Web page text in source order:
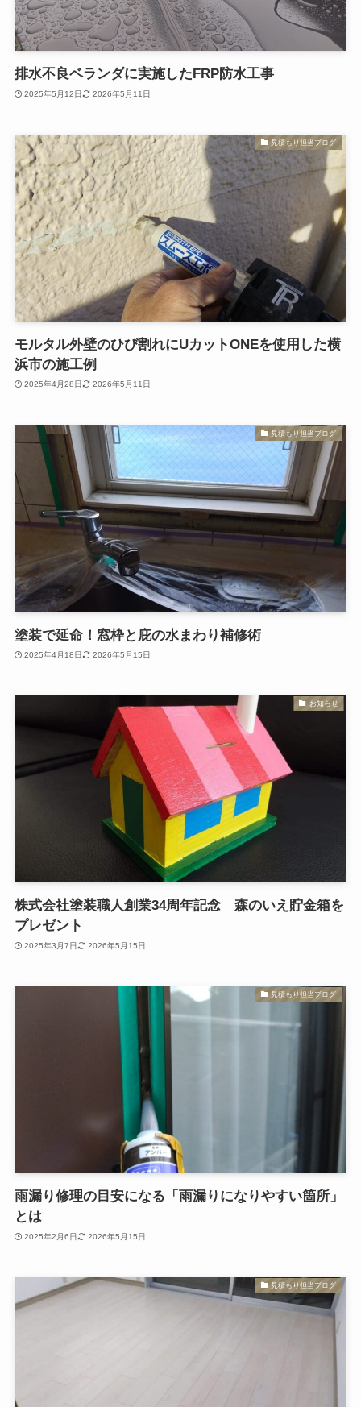
排水不良ベランダに実施したFRP防水工事
2025年5月12日 2026年5月11日
見積もり担当ブログ
モルタル外壁のひび割れにUカットONEを使用した横
浜市の施工例
2025年4月28日 2026年5月11日
見積もり担当ブログ
塗装で延命！窓枠と庇の水まわり補修術
2025年4月18日 2026年5月15日
お知らせ
株式会社塗装職人創業34周年記念 森のいえ貯金箱を
プレゼント
2025年3月7日 2026年5月15日
見積もり担当ブログ
雨漏り修理の目安になる「雨漏りになりやすい箇所」
とは
2025年2月6日 2026年5月15日
見積もり担当ブログ